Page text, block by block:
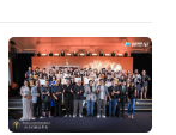
在少数，多
为“食品